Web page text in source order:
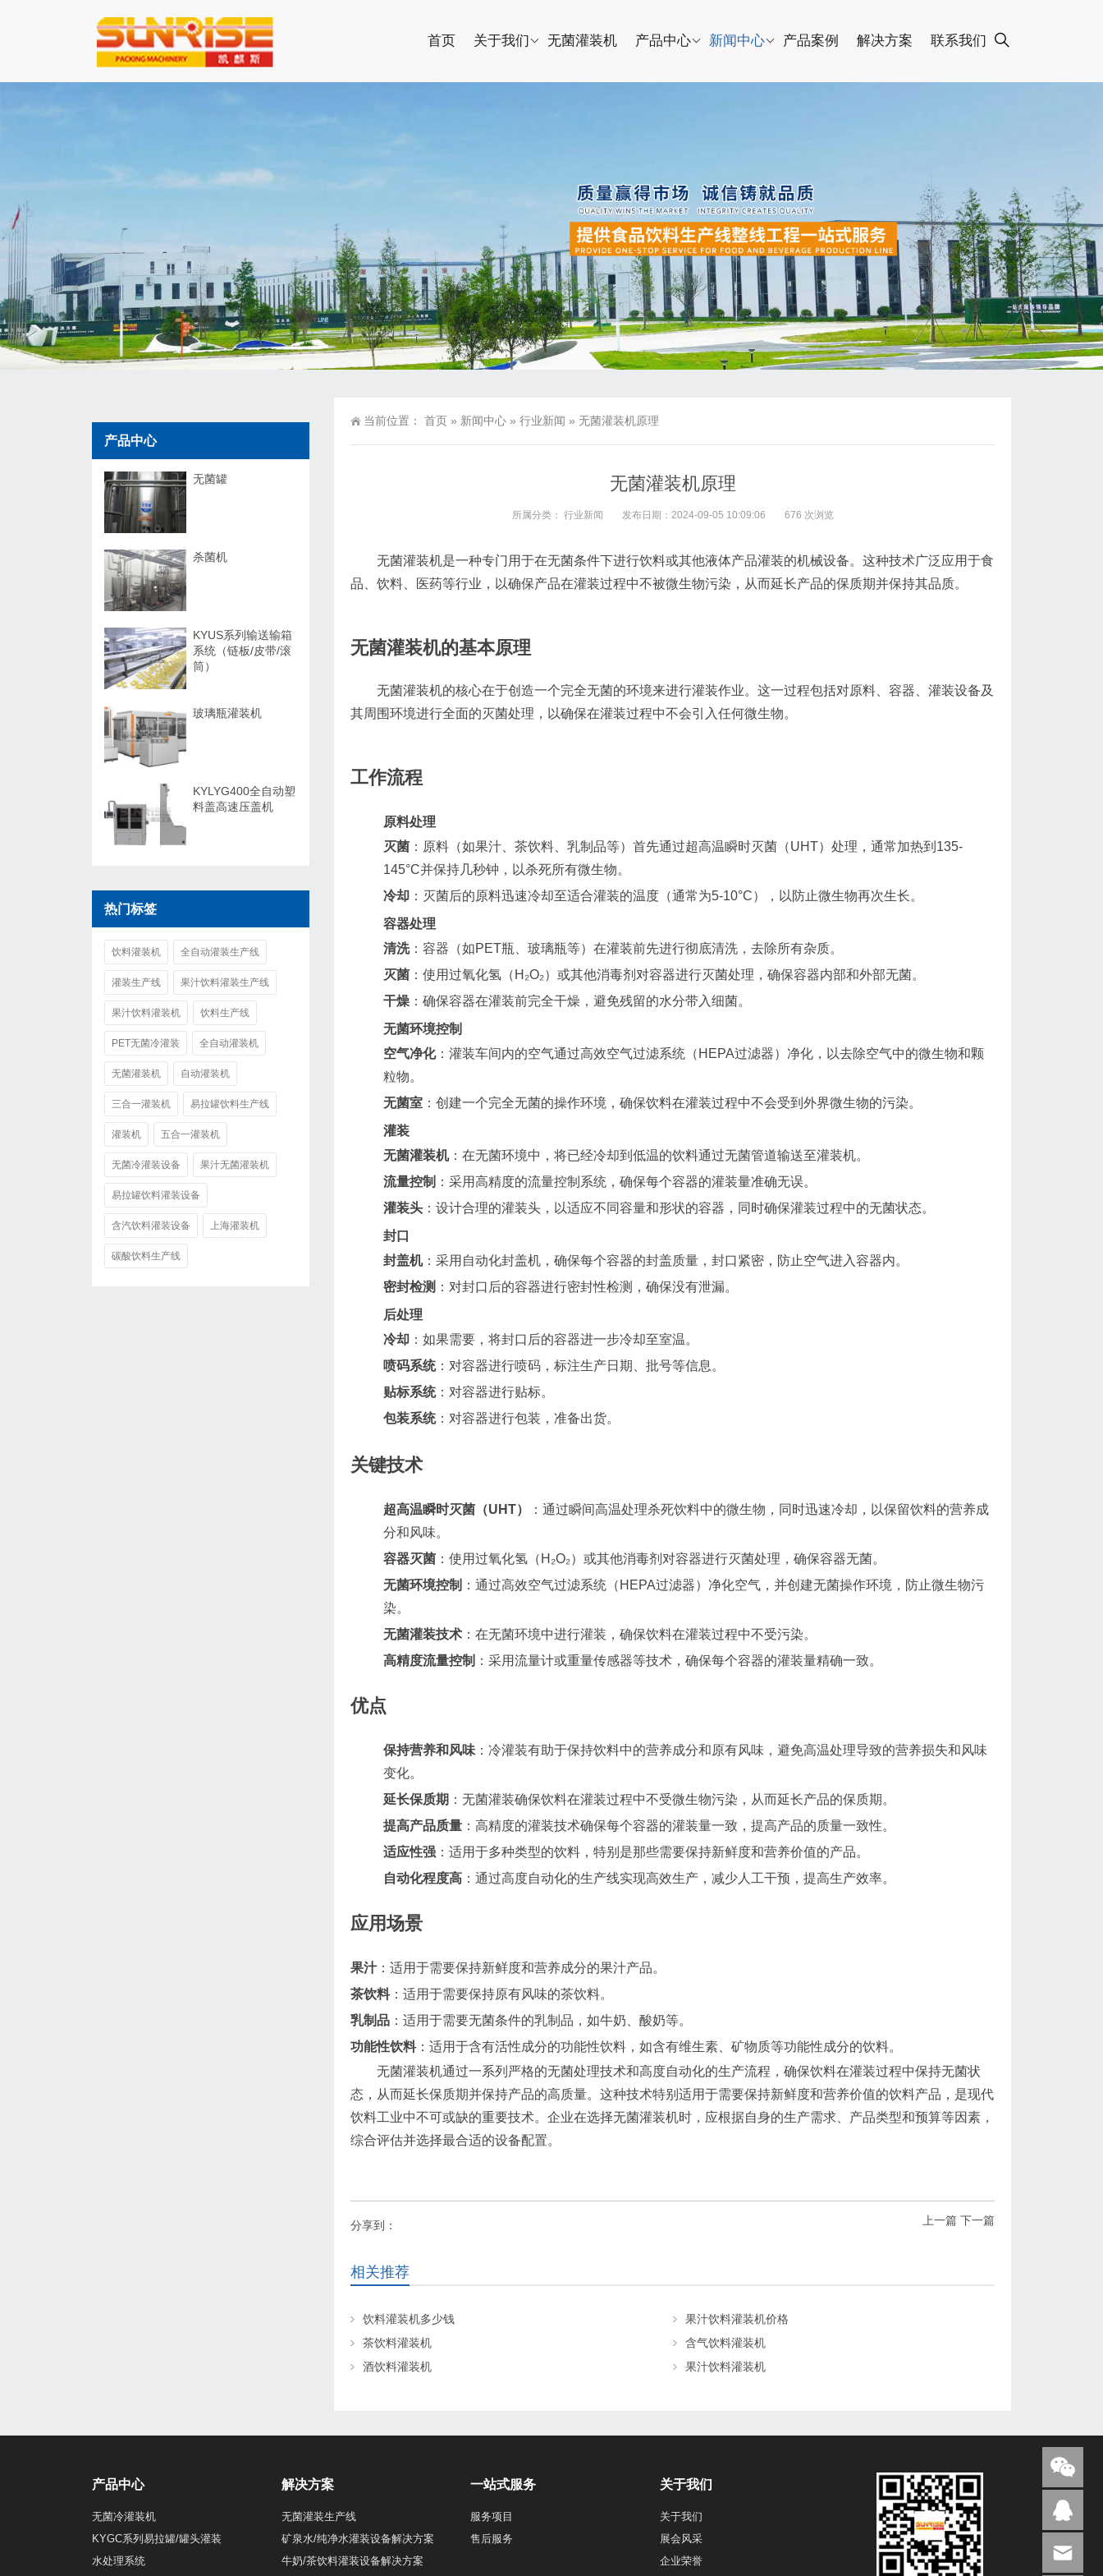
首页 关于我们 无菌灌装机 产品中心 新闻中心 产品案例 解决方案 联系我们
当前位置： 首页 » 新闻中心 » 行业新闻 » 无菌灌装机原理
无菌灌装机原理
所属分类： 行业新闻 发布日期：2024-09-05 10:09:06 676 次浏览
无菌灌装机是一种专门用于在无菌条件下进行饮料或其他液体产品灌装的机械设备。这种技术广泛应用于食
品、饮料、医药等行业，以确保产品在灌装过程中不被微生物污染，从而延长产品的保质期并保持其品质。
无菌灌装机的基本原理
无菌灌装机的核心在于创造一个完全无菌的环境来进行灌装作业。这一过程包括对原料、容器、灌装设备及
其周围环境进行全面的灭菌处理，以确保在灌装过程中不会引入任何微生物。
工作流程
原料处理
灭菌 ：原料（如果汁、茶饮料、乳制品等）首先通过超高温瞬时灭菌（UHT）处理，通常加热到135-
145°C并保持几秒钟，以杀死所有微生物。
冷却 ：灭菌后的原料迅速冷却至适合灌装的温度（通常为5-10°C），以防止微生物再次生长。
容器处理
清洗：容器（如PET瓶、玻璃瓶等）在灌装前先进行彻底清洗，去除所有杂质。
灭菌 ：使用过氧化氢（H₂O₂）或其他消毒剂对容器进行灭菌处理，确保容器内部和外部无菌。
干燥 ：确保容器在灌装前完全干燥，避免残留的水分带入细菌。
无菌环境控制
空气净化：灌装车间内的空气通过高效空气过滤系统（HEPA过滤器）净化，以去除空气中的微生物和颗
粒物。
无菌室 ：创建一个完全无菌的操作环境，确保饮料在灌装过程中不会受到外界微生物的污染。
灌装
无菌灌装机：在无菌环境中，将已经冷却到低温的饮料通过无菌管道输送至灌装机。
流量控制 ：采用高精度的流量控制系统，确保每个容器的灌装量准确无误。
灌装头 ：设计合理的灌装头，以适应不同容量和形状的容器，同时确保灌装过程中的无菌状态。
封口
封盖机：采用自动化封盖机，确保每个容器的封盖质量，封口紧密，防止空气进入容器内。
密封检测 ：对封口后的容器进行密封性检测，确保没有泄漏。
后处理
冷却 ：如果需要，将封口后的容器进一步冷却至室温。
喷码系统：对容器进行喷码，标注生产日期、批号等信息。
贴标系统：对容器进行贴标。
包装系统：对容器进行包装，准备出货。
关键技术
超高温瞬时灭菌（UHT）
：通过瞬间高温处理杀死饮料中的微生物，同时迅速冷却，以保留饮料的营养成
分和风味。
容器灭菌 ：使用过氧化氢（H₂O₂）或其他消毒剂对容器进行灭菌处理，确保容器无菌。
无菌环境控制 ：通过高效空气过滤系统（HEPA过滤器）净化空气，并创建无菌操作环境，防止微生物污
染。
无菌灌装技术 ：在无菌环境中进行灌装，确保饮料在灌装过程中不受污染。
高精度流量控制 ：采用流量计或重量传感器等技术，确保每个容器的灌装量精确一致。
优点
保持营养和风味 ：冷灌装有助于保持饮料中的营养成分和原有风味，避免高温处理导致的营养损失和风味
变化。
延长保质期 ：无菌灌装确保饮料在灌装过程中不受微生物污染，从而延长产品的保质期。
提高产品质量 ：高精度的灌装技术确保每个容器的灌装量一致，提高产品的质量一致性。
适应性强 ：适用于多种类型的饮料，特别是那些需要保持新鲜度和营养价值的产品。
自动化程度高 ：通过高度自动化的生产线实现高效生产，减少人工干预，提高生产效率。
应用场景
果汁：适用于需要保持新鲜度和营养成分的果汁产品。
茶饮料：适用于需要保持原有风味的茶饮料。
乳制品 ：适用于需要无菌条件的乳制品，如牛奶、酸奶等。
功能性饮料：适用于含有活性成分的功能性饮料，如含有维生素、矿物质等功能性成分的饮料。
无菌灌装机通过一系列严格的无菌处理技术和高度自动化的生产流程，确保饮料在灌装过程中保持无菌状
态，从而延长保质期并保持产品的高质量。这种技术特别适用于需要保持新鲜度和营养价值的饮料产品，是现代
饮料工业中不可或缺的重要技术。企业在选择无菌灌装机时，应根据自身的生产需求、产品类型和预算等因素，
综合评估并选择最合适的设备配置。
上一篇 下一篇
分享到：
相关推荐
饮料灌装机多少钱
果汁饮料灌装机价格
茶饮料灌装机
含气饮料灌装机
酒饮料灌装机
果汁饮料灌装机
产品中心
无菌罐
杀菌机
KYUS系列输送输箱
系统（链板/皮带/滚
筒）
玻璃瓶灌装机
KYLYG400全自动塑
料盖高速压盖机
热门标签
饮料灌装机 全自动灌装生产线
灌装生产线 果汁饮料灌装生产线
果汁饮料灌装机 饮料生产线
PET无菌冷灌装 全自动灌装机
无菌灌装机 自动灌装机
三合一灌装机 易拉罐饮料生产线
灌装机 五合一灌装机
无菌冷灌装设备 果汁无菌灌装机
易拉罐饮料灌装设备
含汽饮料灌装设备 上海灌装机
碳酸饮料生产线
产品中心
无菌冷灌装机
KYGC系列易拉罐/罐头灌装
水处理系统
解决方案
无菌灌装生产线
矿泉水/纯净水灌装设备解决方案
牛奶/茶饮料灌装设备解决方案
一站式服务
服务项目
售后服务
关于我们
关于我们
展会风采
企业荣誉